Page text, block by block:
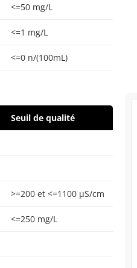
<=50 mg/L
<=1 mg/L
<=0 n/(100mL)
Seuil de qualité
>=200 et <=1100 µS/cm
<=250 mg/L